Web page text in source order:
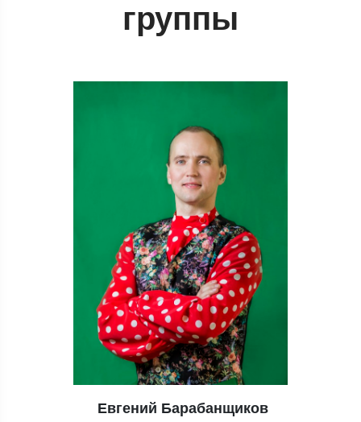
группы
Евгений Барабанщиков